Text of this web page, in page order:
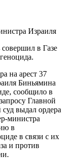
совершил в Газе
на арест 37
Биньямина
сообщило в
Главной
выдал ордера
министра
в
в связи с их
и против